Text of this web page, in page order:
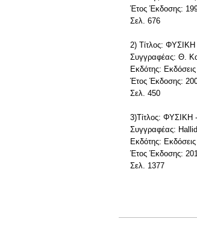
Έτος Έκδοσης:
Σελ. 676
2) Τίτλος:
Συγγραφέας: Θ.
Εκδότης:
Έτος Έκδοσης:
Σελ. 450
3)Τίτλος: ΦΥΣΙΚΗ
Συγγραφέας:
Εκδότης:
Έτος Έκδοσης:
Σελ. 1377